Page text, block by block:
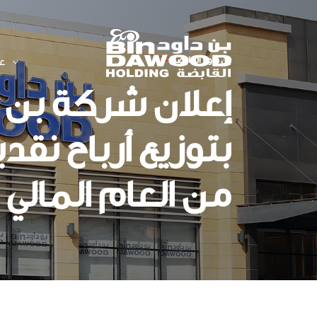
بن داود
نظرة عامة عن الشركة
الجوائز
الرسم البيانى لسعر السهم
البيانات المالية للشركة
نظرة عامة على توزيعات
الأرباح
التقرير السنوي 2025م
لوائح عمل اللجان
الأنظمة والسياسات
تقارير الممارسات البيئية
والاجتماعية والحوكمة
ابق على اتصال
سياسة الإبلاغ عن المخالفات
بن داود القابضة —
إعلان شركة بن
بتوزيع أرباح
من العام المالي 2024م